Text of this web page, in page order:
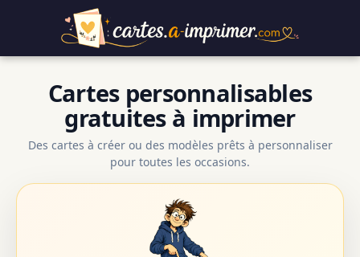
Cartes personnalisables
gratuites à imprimer
Des cartes à créer ou des modèles prêts à personnaliser
pour toutes les occasions.